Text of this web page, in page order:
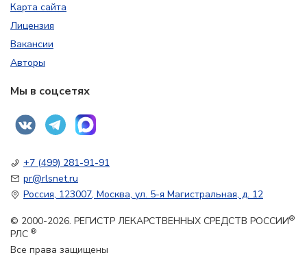
Карта сайта
Лицензия
Вакансии
Авторы
Мы в соцсетях
+7 (499) 281-91-91
pr@rlsnet.ru
Россия, 123007, Москва, ул. 5-я Магистральная, д. 12
© 2000-2026. РЕГИСТР ЛЕКАРСТВЕННЫХ СРЕДСТВ РОССИИ®
РЛС ®
Все права защищены